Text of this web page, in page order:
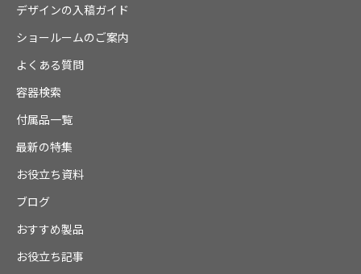
デザインの入稿ガイド
ショールームのご案内
よくある質問
容器検索
付属品一覧
最新の特集
お役立ち資料
ブログ
おすすめ製品
お役立ち記事